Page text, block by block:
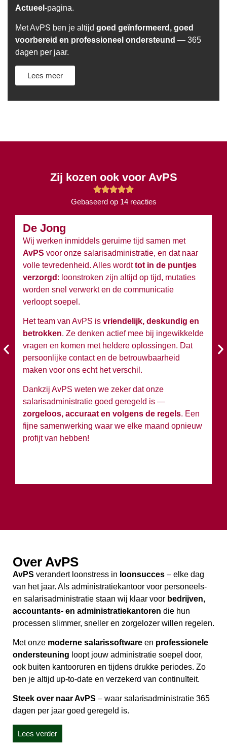
Actueel -pagina.
Met AvPS ben je altijd goed geïnformeerd, goed
voorbereid en professioneel ondersteund — 365
dagen per jaar.
Lees meer
Zij kozen ook voor AvPS
Gebaseerd op 14 reacties
De Jong
Wij werken inmiddels geruime tijd samen met
AvPS voor onze salarisadministratie, en dat naar
volle tevredenheid. Alles wordttot in de puntjes
verzorgd : loonstroken zijn altijd op tijd, mutaties
worden snel verwerkt en de communicatie
verloopt soepel.
Het team van AvPS is vriendelijk, deskundig en
betrokken. Ze denken actief mee bij ingewikkelde
vragen en komen met heldere oplossingen. Dat
persoonlijke contact en de betrouwbaarheid
maken voor ons echt het verschil.
Dankzij AvPS weten we zeker dat onze
salarisadministratie goed geregeld is —
zorgeloos, accuraat en volgens de regels. Een
fijne samenwerking waar we elke maand opnieuw
profijt van hebben!
Over AvPS
AvPS verandert loonstress in loonsucces – elke dag
van het jaar. Als administratiekantoor voor personeels-
en salarisadministratie staan wij klaar voor bedrijven,
accountants- en administratiekantoren die hun
processen slimmer, sneller en zorgelozer willen regelen.
Met onze moderne salarissoftware en professionele
ondersteuning loopt jouw administratie soepel door,
ook buiten kantooruren en tijdens drukke periodes. Zo
ben je altijd up-to-date en verzekerd van continuïteit.
Steek over naar AvPS – waar salarisadministratie 365
dagen per jaar goed geregeld is.
Lees verder